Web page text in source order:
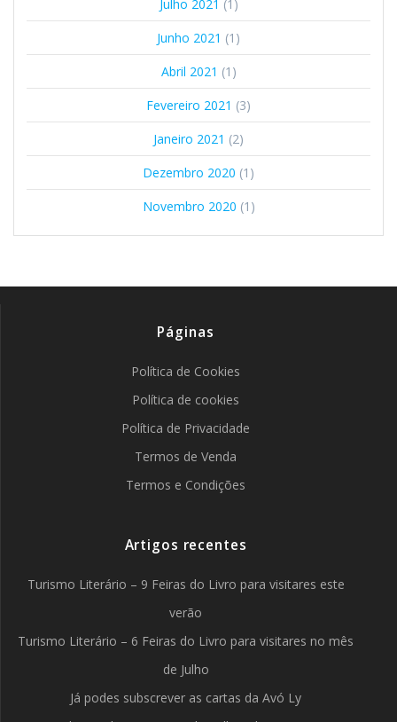
Julho 2021 (1)
Junho 2021 (1)
Abril 2021 (1)
Fevereiro 2021 (3)
Janeiro 2021 (2)
Dezembro 2020 (1)
Novembro 2020 (1)
Páginas
Política de Cookies
Política de cookies
Política de Privacidade
Termos de Venda
Termos e Condições
Artigos recentes
Turismo Literário – 9 Feiras do Livro para visitares este
verão
Turismo Literário – 6 Feiras do Livro para visitares no mês
de Julho
Já podes subscrever as cartas da Avó Ly